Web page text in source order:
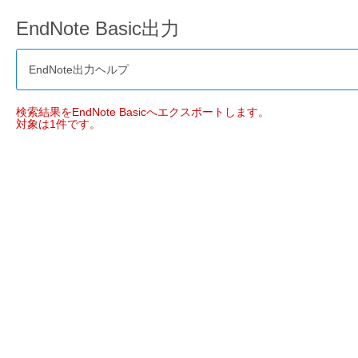
EndNote Basic出力
EndNote出力ヘルプ
検索結果をEndNote Basicへエクスポートします。
対象は1件です。